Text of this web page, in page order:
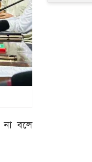
না বলে